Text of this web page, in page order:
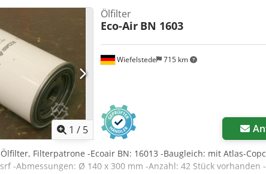
1 / 5
Wiefelstede 715 km
Ölfilter
Eco-Air BN 1603
Filterpatrone -Ecoair BN: 16013 -Baugleich: mit Atlas-
-Abmessungen: Ø 140 x 300 mm -Anzahl: 42 Stück vorhanden